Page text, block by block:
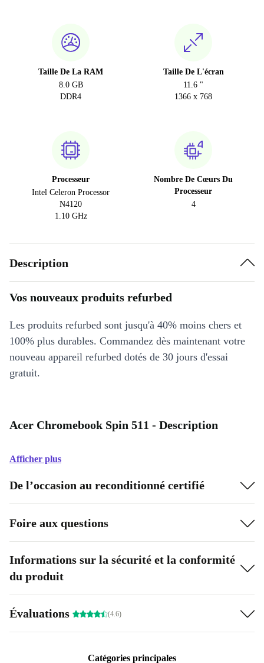
Taille De La RAM
8.0 GB
DDR4
Taille De L'écran
11.6 "
1366 x 768
Processeur
Intel Celeron Processor
N4120
1.10 GHz
Nombre De Cœurs Du
Processeur
4
Description
Vos nouveaux produits refurbed
Les produits refurbed sont jusqu'à 40% moins chers et
100% plus durables. Commandez dès maintenant votre
nouveau appareil refurbed dotés de 30 jours d'essai
gratuit.
Acer Chromebook Spin 511 - Description
Afficher plus
De l’occasion au reconditionné certifié
Foire aux questions
Informations sur la sécurité et la conformité
du produit
Évaluations (4.6)
Catégories principales